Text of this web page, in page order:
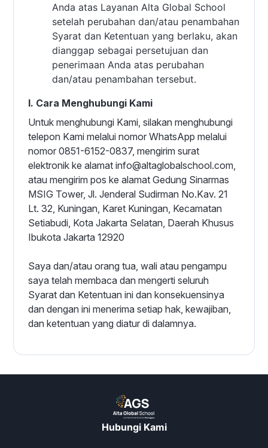
Anda atas Layanan Alta Global School
setelah perubahan dan/atau penambahan
Syarat dan Ketentuan yang berlaku, akan
dianggap sebagai persetujuan dan
penerimaan Anda atas perubahan
dan/atau penambahan tersebut.
I. Cara Menghubungi Kami
Untuk menghubungi Kami, silakan menghubungi
telepon Kami melalui nomor WhatsApp melalui
nomor 0851-6152-0837, mengirim surat
elektronik ke alamat info@altaglobalschool.com,
atau mengirim pos ke alamat Gedung Sinarmas
MSIG Tower, Jl. Jenderal Sudirman No.Kav. 21
Lt. 32, Kuningan, Karet Kuningan, Kecamatan
Setiabudi, Kota Jakarta Selatan, Daerah Khusus
Ibukota Jakarta 12920
Saya dan/atau orang tua, wali atau pengampu
saya telah membaca dan mengerti seluruh
Syarat dan Ketentuan ini dan konsekuensinya
dan dengan ini menerima setiap hak, kewajiban,
dan ketentuan yang diatur di dalamnya.
Hubungi Kami